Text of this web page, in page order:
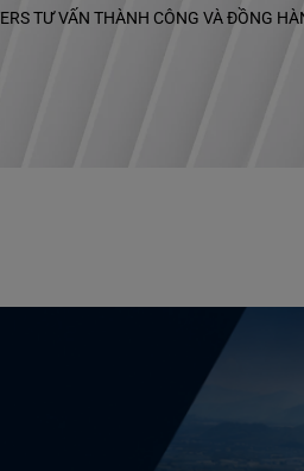
TƯ VẤN THÀNH CÔNG VÀ ĐỒNG